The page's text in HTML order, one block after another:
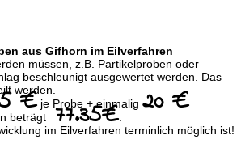
aus Gifhorn im Eilverfahren
müssen, z.B. Partikelproben oder
beschleunigt ausgewertet werden. Das
werden.
€ je Probe + einmalig 20 €
beträgt77.35€
im Eilverfahren terminlich möglich ist!